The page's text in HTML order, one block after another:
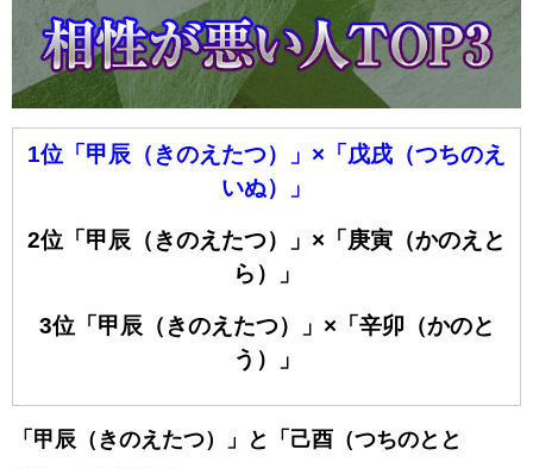
1位「甲辰（きのえたつ）」×「戊戌（つちのえ
いぬ）」
2位「甲辰（きのえたつ）」×「庚寅（かのえと
ら）」
3位「甲辰（きのえたつ）」×「辛卯（かのと
う）」
「甲辰（きのえたつ）」と「己酉（つちのとと